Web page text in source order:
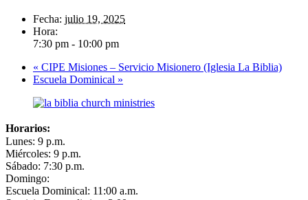
Fecha: julio 19, 2025
Hora:
7:30 pm - 10:00 pm
« CIPE Misiones – Servicio Misionero (Iglesia La Biblia)
Escuela Dominical »
Horarios:
Lunes: 9 p.m.
Miércoles: 9 p.m.
Sábado: 7:30 p.m.
Domingo:
Escuela Dominical: 11:00 a.m.